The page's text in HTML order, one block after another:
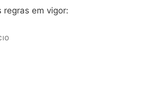
regras em vigor: